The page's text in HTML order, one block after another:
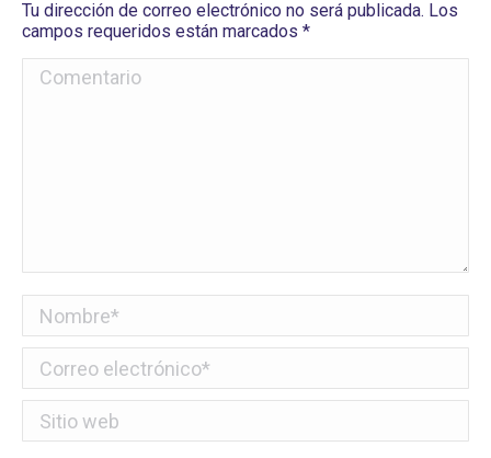
Tu dirección de correo electrónico no será publicada. Los
campos requeridos están marcados *
Comentario
Nombre *
Correo electrónico *
Sitio web